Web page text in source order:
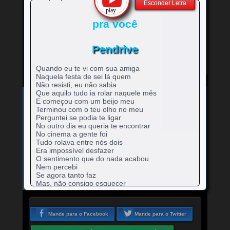
pra você
Pendrive
Quando eu te vi com sua amiga
Naquela festa de sei lá quem
Não resisti, eu não sabia
Que aquilo tudo ia rolar naquele mês
E começou com um beijo meu
Terminou com o teu olho no meu
Perguntei se podia te ligar
No outro dia eu queria te encontrar
No cinema a gente foi
Tudo rolava entre nós dois
Era impossível desfazer
O sentimento que do nada acabou
Nem percebi
Se agora tanto faz
Mas, não consigo esquecer
Daquelas tardes que passamos juntos, eu e
E as mensagens que você me mandou
Eu apaguei
Esconder Letra
⚡Clique no ícone
Exibe
letra
da
para ver a letra!
Bandas e cantores que começam com a Letra
0-9
-
artistas
com
números
A
rtistas
com
A
Brtistas
com
B
C
rtistas
com
C
Drtistas
D
Ertistas
I
rtistas
com
I
Jrtistas
com
J
K
rtistas
com
K
Lrtistas
com
L
rtistas
M
N
R
rtistas
com
R
Srtistas
com
S
Trtistas
com
T
Urtistas
com
V
com
com
Mande para o Facebook Mande para o Twitter